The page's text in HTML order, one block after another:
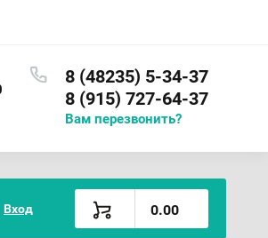
8 (48235) 5-34-37
8 (915) 727-64-37
Вам перезвонить?
Вход 0.00